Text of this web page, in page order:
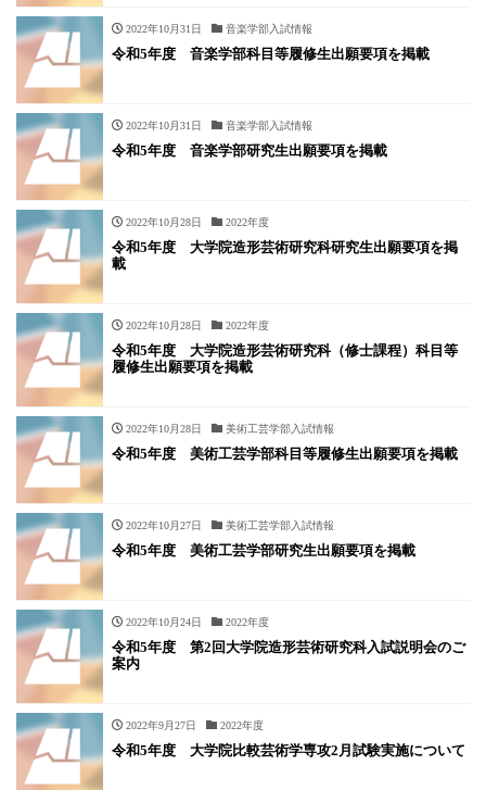
2022年10月31日 音楽学部入試情報
令和5年度 音楽学部科目等履修生出願要項を掲載
2022年10月31日 音楽学部入試情報
令和5年度 音楽学部研究生出願要項を掲載
2022年10月28日 2022年度
令和5年度 大学院造形芸術研究科研究生出願要項を掲
載
2022年10月28日 2022年度
令和5年度 大学院造形芸術研究科（修士課程）科目等
履修生出願要項を掲載
2022年10月28日 美術工芸学部入試情報
令和5年度 美術工芸学部科目等履修生出願要項を掲載
2022年10月27日 美術工芸学部入試情報
令和5年度 美術工芸学部研究生出願要項を掲載
2022年10月24日 2022年度
令和5年度 第2回大学院造形芸術研究科入試説明会のご
案内
2022年9月27日 2022年度
令和5年度 大学院比較芸術学専攻2月試験実施について